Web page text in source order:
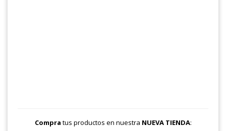
Compra tus productos en nuestra NUEVA TIENDA: